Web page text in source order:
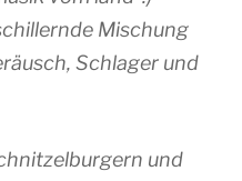
Mischung
Schlager und
und